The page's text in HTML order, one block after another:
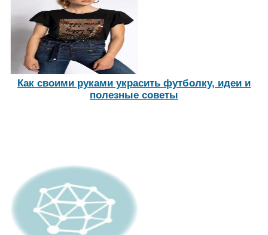
Как своими руками украсить футболку, идеи и
полезные советы